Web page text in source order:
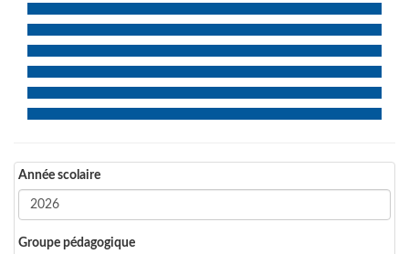
Année scolaire
Groupe pédagogique